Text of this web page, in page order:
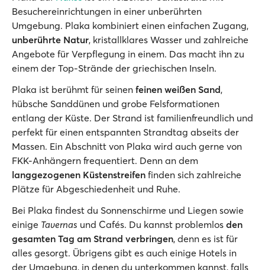
Besuchereinrichtungen in einer unberührten
Umgebung. Plaka kombiniert einen einfachen Zugang,
unberührte Natur, kristallklares Wasser und zahlreiche
Angebote für Verpflegung in einem. Das macht ihn zu
einem der Top-Strände der griechischen Inseln.
Plaka ist berühmt für seinen feinen weißen Sand,
hübsche Sanddünen und grobe Felsformationen
entlang der Küste. Der Strand ist familienfreundlich und
perfekt für einen entspannten Strandtag abseits der
Massen. Ein Abschnitt von Plaka wird auch gerne von
FKK-Anhängern frequentiert. Denn an dem
langgezogenen Küstenstreifen finden sich zahlreiche
Plätze für Abgeschiedenheit und Ruhe.
Bei Plaka findest du Sonnenschirme und Liegen sowie
einige Tavernas und Cafés. Du kannst problemlos den
gesamten Tag am Strand verbringen, denn es ist für
alles gesorgt. Übrigens gibt es auch einige Hotels in
der Umgebung, in denen du unterkommen kannst, falls